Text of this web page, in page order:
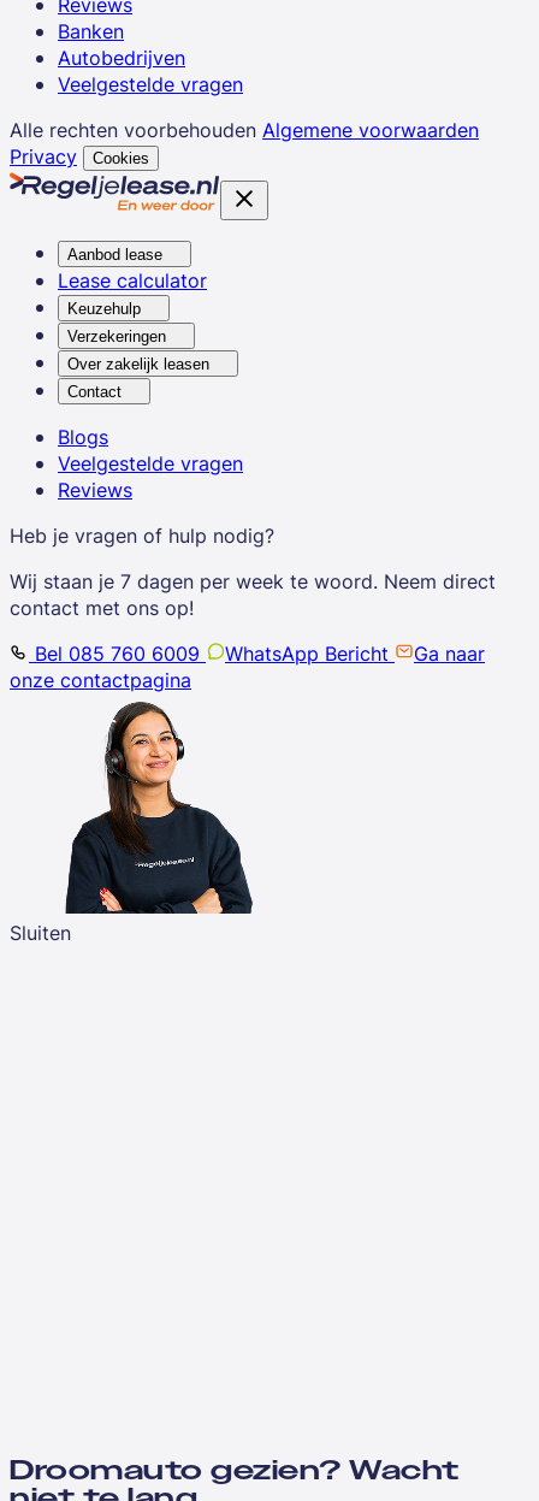
Banken
Autobedrijven
Veelgestelde vragen
Alle rechten voorbehouden Algemene voorwaarden
Privacy
Cookies
Aanbod lease
Lease calculator
Keuzehulp
Verzekeringen
Over zakelijk leasen
Contact
Blogs
Veelgestelde vragen
Reviews
Heb je vragen of hulp nodig?
Wij staan je 7 dagen per week te woord. Neem direct
contact met ons op!
Bel 085 760 6009
WhatsApp Bericht
Ga naar
onze contactpagina
Sluiten
Droomauto gezien? Wacht